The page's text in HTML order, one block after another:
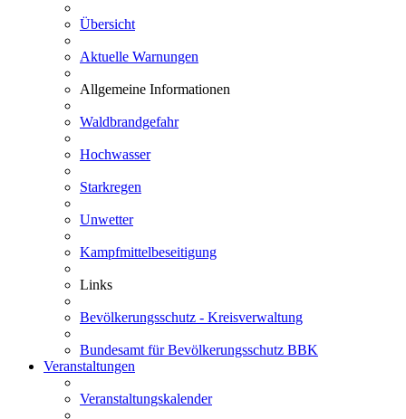
Übersicht
Aktuelle Warnungen
Allgemeine Informationen
Waldbrandgefahr
Hochwasser
Starkregen
Unwetter
Kampfmittelbeseitigung
Links
Bevölkerungsschutz - Kreisverwaltung
Bundesamt für Bevölkerungsschutz BBK
Veranstaltungen
Veranstaltungskalender